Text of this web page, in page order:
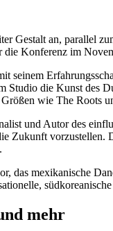
Gestalt an, parallel
die Konferenz im
seinem
Studio die Kunst
wie The Roots
und Autor des
Zukunft vorzustellen.
das mexikanische
mehr